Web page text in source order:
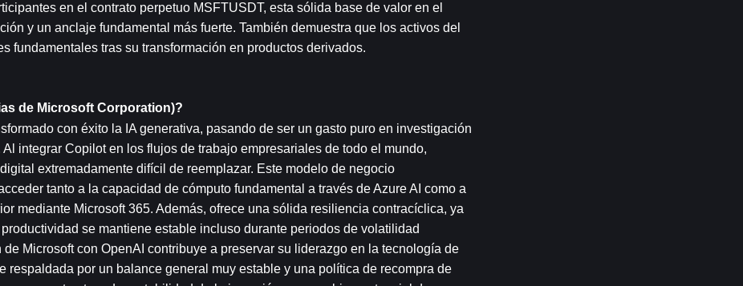
en el contrato perpetuo MSFTUSDT, esta sólida base de valor en el
y un anclaje fundamental más fuerte. También demuestra que los activos del
fundamentales tras su transformación en productos derivados.
de Microsoft Corporation)?
con éxito la IA generativa, pasando de ser un gasto puro en investigación
integrar Copilot en los flujos de trabajo empresariales de todo el mundo,
extremadamente difícil de reemplazar. Este modelo de negocio
tanto a la capacidad de cómputo fundamental a través de Azure AI como a
mediante Microsoft 365. Además, ofrece una sólida resiliencia contracíclica, ya
se mantiene estable incluso durante periodos de volatilidad
Microsoft con OpenAI contribuye a preservar su liderazgo en la tecnología de
respaldada por un balance general muy estable y una política de recompra de